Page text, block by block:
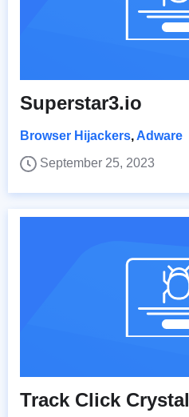
Superstar3.io
Browser Hijackers, Adware
September 25, 2023
Track Click Crystal